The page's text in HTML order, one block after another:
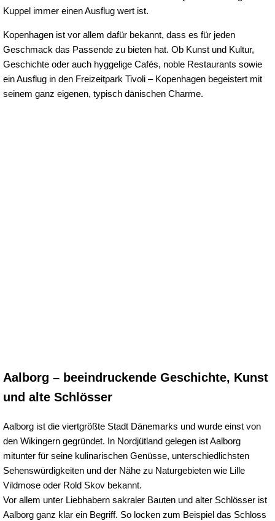
Kuppel immer einen Ausflug wert ist.
Kopenhagen ist vor allem dafür bekannt, dass es für jeden
Geschmack das Passende zu bieten hat. Ob Kunst und Kultur,
Geschichte oder auch hyggelige Cafés, noble Restaurants sowie
ein Ausflug in den Freizeitpark Tivoli – Kopenhagen begeistert mit
seinem ganz eigenen, typisch dänischen Charme.
Aalborg – beeindruckende Geschichte, Kunst
und alte Schlösser
Aalborg ist die viertgrößte Stadt Dänemarks und wurde einst von
den Wikingern gegründet. In Nordjütland gelegen ist Aalborg
mitunter für seine kulinarischen Genüsse, unterschiedlichsten
Sehenswürdigkeiten und der Nähe zu Naturgebieten wie Lille
Vildmose oder Rold Skov bekannt.
Vor allem unter Liebhabern sakraler Bauten und alter Schlösser ist
Aalborg ganz klar ein Begriff. So locken zum Beispiel das Schloss